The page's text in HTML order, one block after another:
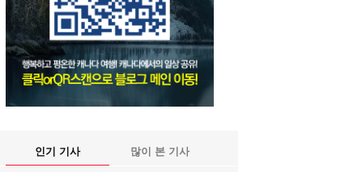
인기 기사 많이 본 기사